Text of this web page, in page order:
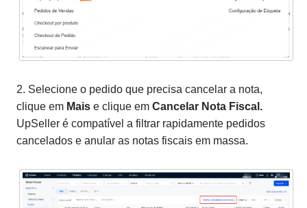
2. Selecione o pedido que precisa cancelar a nota,
clique em Mais e clique em Cancelar Nota Fiscal.
UpSeller é compatível a filtrar rapidamente pedidos
cancelados e anular as notas fiscais em massa.